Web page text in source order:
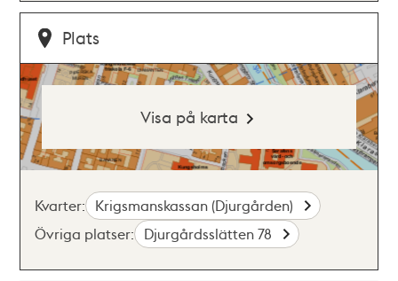
Plats
Visa på karta
Kvarter: Krigsmanskassan (Djurgården)
Övriga platser: Djurgårdsslätten 78